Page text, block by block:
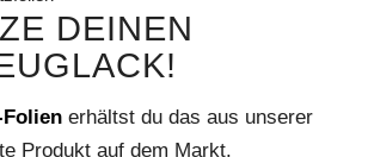
DEINEN
Folienerhältst du das aus unserer
Produkt auf dem Markt.